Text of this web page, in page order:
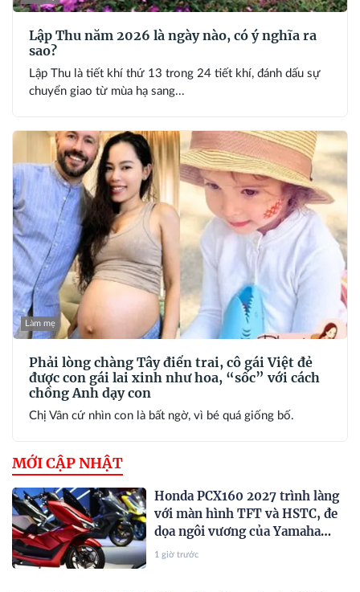
Lập Thu năm 2026 là ngày nào, có ý nghĩa ra
sao?
Lập Thu là tiết khí thứ 13 trong 24 tiết khí, đánh dấu sự
chuyển giao từ mùa hạ sang...
Làm mẹ
Phải lòng chàng Tây điển trai, cô gái Việt đẻ
được con gái lai xinh như hoa, “sốc” với cách
chồng Anh dạy con
Chị Vân cứ nhìn con là bất ngờ, vì bé quá giống bố.
MỚI CẬP NHẬT
Honda PCX160 2027 trình làng
với màn hình TFT và HSTC, đe
dọa ngôi vương của Yamaha
NVX và Honda SH
1 giờ trước